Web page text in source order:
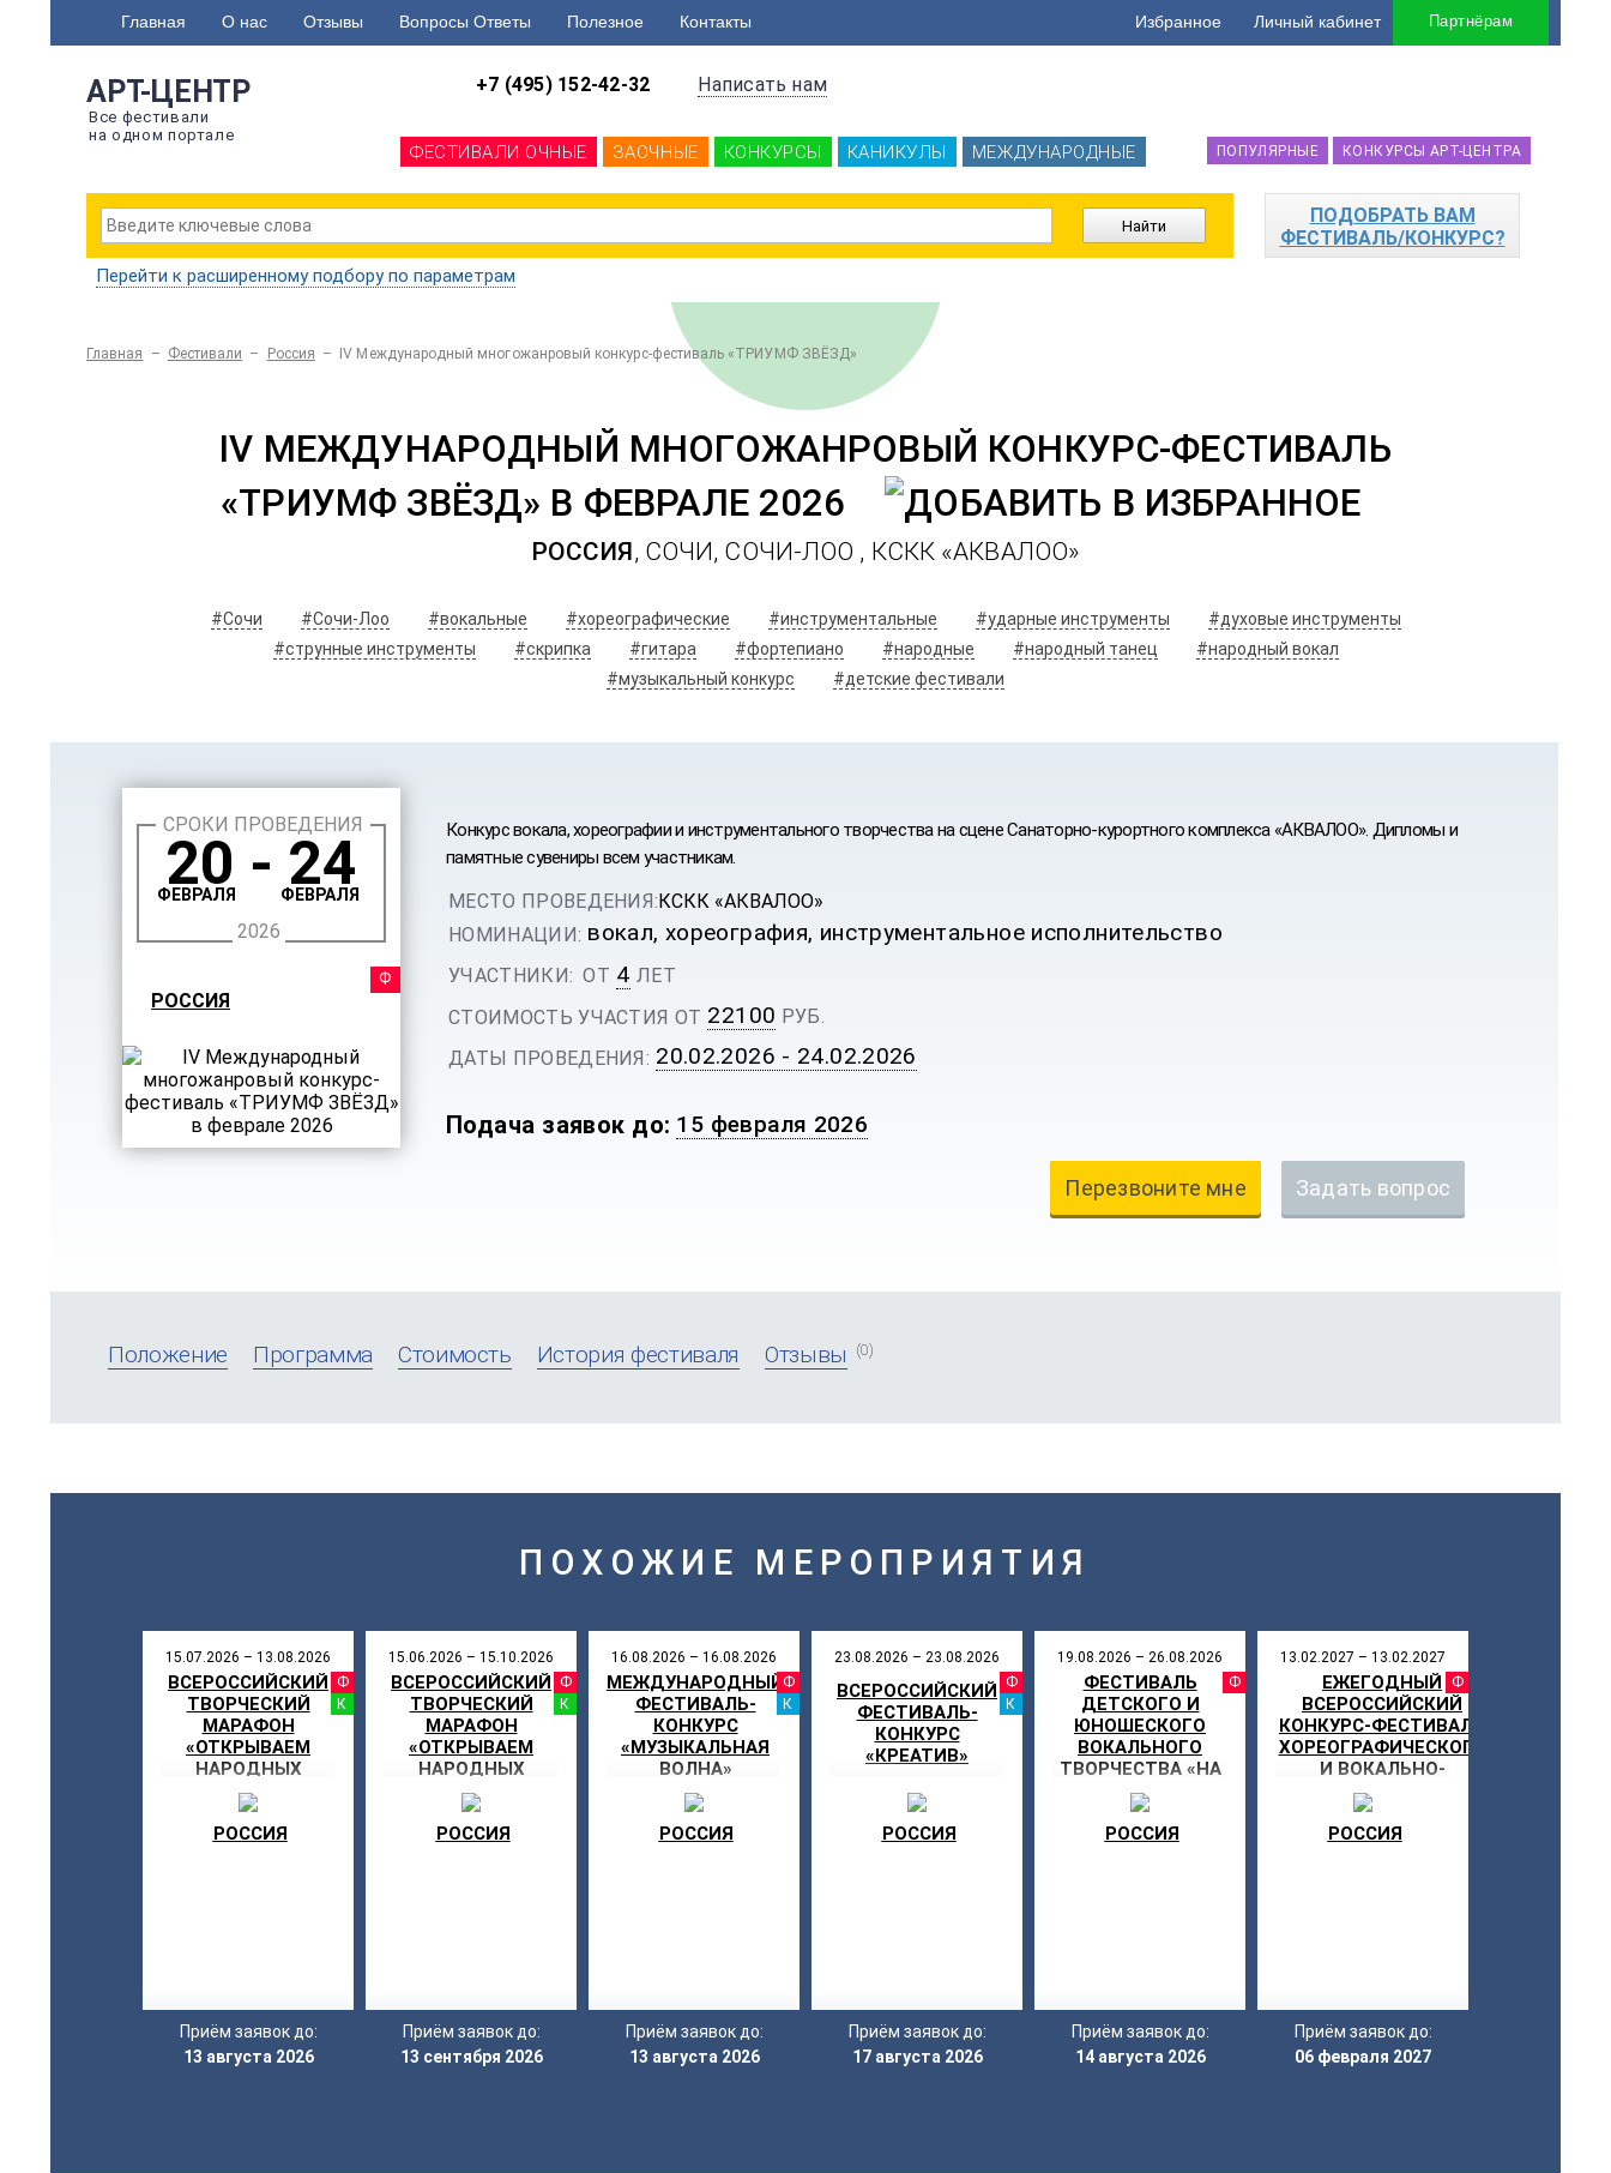
Главная О нас Отзывы Вопросы Ответы Полезное Контакты Партнёрам
Личный кабинет
Избранное
АРТ-ЦЕНТР
Все фестивали
на одном портале
+7 (495) 152-42-32 Написать нам
ФЕСТИВАЛИ ОЧНЫЕ ЗАОЧНЫЕ КОНКУРСЫ КАНИКУЛЫ МЕЖДУНАРОДНЫЕ КОНКУРСЫ АРТ-ЦЕНТРА
ПОПУЛЯРНЫЕ
ПОДОБРАТЬ ВАМ
ФЕСТИВАЛЬ/КОНКУРС?
Перейти к расширенному подбору по параметрам
Главная – Фестивали – Россия – IV Международный многожанровый конкурс-фестиваль «ТРИУМФ ЗВЁЗД»
IV МЕЖДУНАРОДНЫЙ МНОГОЖАНРОВЫЙ КОНКУРС-ФЕСТИВАЛЬ
«ТРИУМФ ЗВЁЗД» В ФЕВРАЛЕ 2026
РОССИЯ, СОЧИ, СОЧИ-ЛОО , КСКК «АКВАЛОО»
#Сочи #Сочи-Лоо #вокальные #хореографические #инструментальные #ударные инструменты
#духовые инструменты
#струнные инструменты
#скрипка #гитара #фортепиано #народные #народный танец
#народный вокал
#музыкальный конкурс
#детские фестивали
СРОКИ ПРОВЕДЕНИЯ
20 - 24
ФЕВРАЛЯ ФЕВРАЛЯ
2026
ФЕСТИВАЛЬ
РОССИЯ
Конкурс вокала, хореографии и инструментального творчества на сцене Санаторно-курортного комплекса «АКВАЛОО». Дипломы и
памятные сувениры всем участникам.
МЕСТО ПРОВЕДЕНИЯ:КСКК «АКВАЛОО»
НОМИНАЦИИ: вокал, хореография, инструментальное исполнительство
УЧАСТНИКИ: ОТ 4 ЛЕТ
СТОИМОСТЬ УЧАСТИЯ ОТ 22100 РУБ.
ДАТЫ ПРОВЕДЕНИЯ: 20.02.2026 - 24.02.2026
Подача заявок до: 15 февраля 2026
Перезвоните мне Задать вопрос
Положение Программа Стоимость История фестиваля Отзывы (0)
ПОХОЖИЕ МЕРОПРИЯТИЯ
15.07.2026 – 13.08.2026
ФЕСТИВАЛЬ
КОНКУРС
ВСЕРОССИЙСКИЙ
ТВОРЧЕСКИЙ
МАРАФОН
«ОТКРЫВАЕМ
НАРОДНЫХ
АРТИСТОВ»
РОССИЯ
Приём заявок до:
13 августа 2026
15.06.2026 – 15.10.2026
ФЕСТИВАЛЬ
КОНКУРС
ВСЕРОССИЙСКИЙ
ТВОРЧЕСКИЙ
МАРАФОН
«ОТКРЫВАЕМ
НАРОДНЫХ
АРТИСТОВ»
РОССИЯ
Приём заявок до:
13 сентября 2026
16.08.2026 – 16.08.2026
ФЕСТИВАЛЬ
КАНИКУЛЫ
МЕЖДУНАРОДНЫЙ
ФЕСТИВАЛЬ-
КОНКУРС
«МУЗЫКАЛЬНАЯ
ВОЛНА»
РОССИЯ
Приём заявок до:
13 августа 2026
23.08.2026 – 23.08.2026
ФЕСТИВАЛЬ
КАНИКУЛЫ
ВСЕРОССИЙСКИЙ
ФЕСТИВАЛЬ-
КОНКУРС
«КРЕАТИВ»
РОССИЯ
Приём заявок до:
17 августа 2026
19.08.2026 – 26.08.2026
ФЕСТИВАЛЬ
ФЕСТИВАЛЬ
ДЕТСКОГО И
ЮНОШЕСКОГО
ВОКАЛЬНОГО
ТВОРЧЕСТВА «НА
СВОБОДНОЙ
ЗЕМЛЕ»
РОССИЯ
Приём заявок до:
14 августа 2026
13.02.2027 – 13.02.2027
ЕЖЕГОДНЫЙ
ВСЕРОССИЙСКИЙ
КОНКУРС-ФЕСТИВАЛЬ
ХОРЕОГРАФИЧЕСКОГО
И ВОКАЛЬНО-
ИНСТРУМЕНТАЛЬНОГО
МАСТЕРСТВА
«СЕРЕБРЯНЫЙ АИСТ»
РОССИЯ
Приём заявок до:
06 февраля 2027